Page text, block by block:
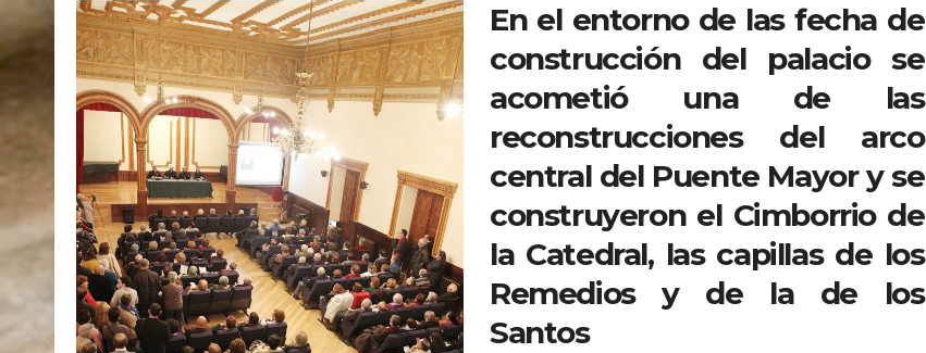
En el entorno de las fecha de
construcción del palacio se
acometió una de las
reconstrucciones del arco
central del Puente Mayor y se
construyeron el Cimborrio de
la Catedral, las capillas de los
Remedios y de la de los
Santos